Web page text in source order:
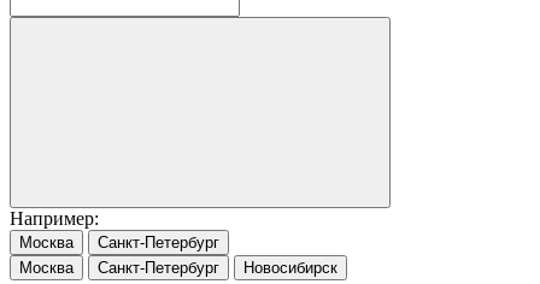
Например:
Москва
Санкт-Петербург
Москва
Санкт-Петербург Новосибирск